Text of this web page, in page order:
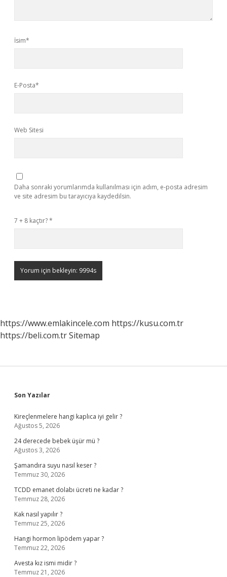
İsim*
E-Posta*
Web Sitesi
Daha sonraki yorumlarımda kullanılması için adım, e-posta adresim
ve site adresim bu tarayıcıya kaydedilsin.
7 + 8 kaçtır?*
https://www.emlakincele.com https://kusu.com.tr
https://beli.com.trSitemap
Sidebar
Son Yazılar
Kireçlenmelere hangi kaplıca iyi gelir ?
Ağustos 5, 2026
24 derecede bebek üşür mü ?
Ağustos 3, 2026
Şamandıra suyu nasıl keser ?
Temmuz 30, 2026
TCDD emanet dolabı ücreti ne kadar ?
Temmuz 28, 2026
Kak nasıl yapılır ?
Temmuz 25, 2026
Hangi hormon lipödem yapar ?
Temmuz 22, 2026
Avesta kız ismi midir ?
Temmuz 21, 2026